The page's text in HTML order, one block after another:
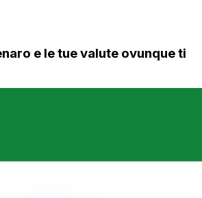
e le tue valute ovunque ti